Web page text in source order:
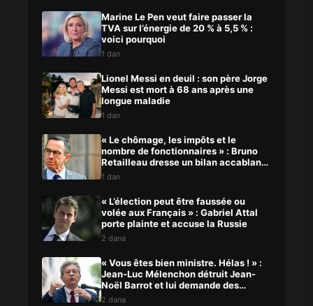
Marine Le Pen veut faire passer la
TVA sur l’énergie de 20 % à 5,5 % :
voici pourquoi
1 dan
Lionel Messi en deuil : son père Jorge
Messi est mort à 68 ans après une
longue maladie
1 dan
« Le chômage, les impôts et le
nombre de fonctionnaires » : Bruno
Retailleau dresse un bilan accablant
du macronisme
1 dan
« L’élection peut être faussée ou
volée aux Français » : Gabriel Attal
porte plainte et accuse la Russie
2 dana
« Vous êtes bien ministre. Hélas ! » :
Jean-Luc Mélenchon détruit Jean-
Noël Barrot et lui demande des
comptes
2 dana